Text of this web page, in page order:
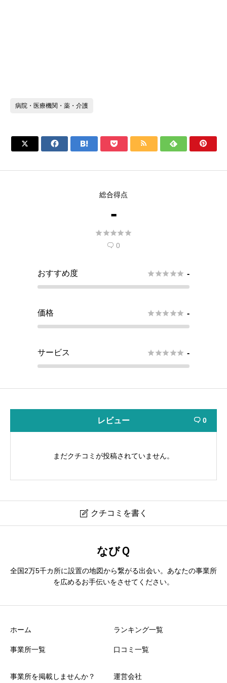
病院・医療機関・薬・介護
      
総合得点
-

 0
おすすめ度  -
価格  -
サービス  -
レビュー  0
まだクチコミが投稿されていません。
 クチコミを書く
ニックネーム 必須
なびＱ
全国2万5千カ所に設置の地図から繋がる出会い。あなたの事業所
を広めるお手伝いをさせてください。
ホーム
事業所一覧
ランキング一覧
口コミ一覧
事業所を掲載しませんか？ 運営会社